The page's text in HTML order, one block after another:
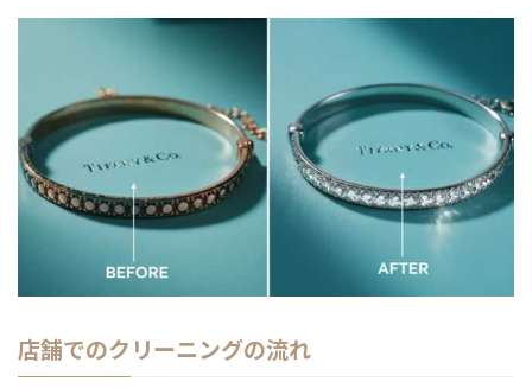
店舗でのクリーニングの流れ